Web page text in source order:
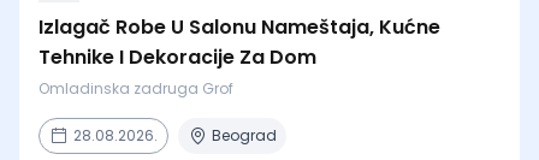
Izlagač Robe U Salonu Nameštaja, Kućne
Tehnike I Dekoracije Za Dom
Omladinska zadruga Grof
28.08.2026. Beograd